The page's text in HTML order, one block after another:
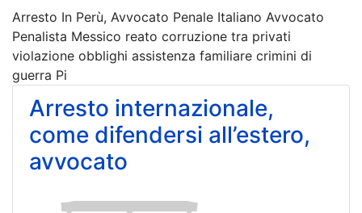
Arresto In Perù, Avvocato Penale Italiano Avvocato
Penalista Messico reato corruzione tra privati
violazione obblighi assistenza familiare crimini di
guerra Pi
Arresto internazionale,
come difendersi all’estero,
avvocato